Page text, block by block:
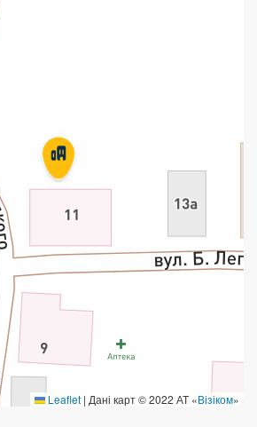
поповнення/зняття
та соціальних допомог
та паковання
Leaflet | Дані карт © 2022 АТ «Візіком»